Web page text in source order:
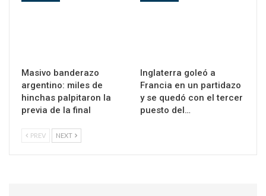
Masivo banderazo
argentino: miles de
hinchas palpitaron la
previa de la final
Inglaterra goleó a
Francia en un partidazo
y se quedó con el tercer
puesto del…
PREV NEXT